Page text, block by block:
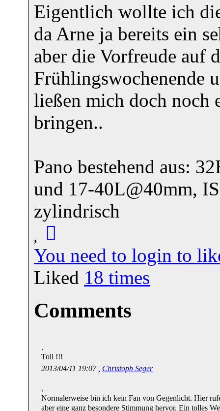
Eigentlich wollte ich
da Arne ja bereits ein
aber die Vorfreude auf
Frühlingswochenende
ließen mich doch noch
bringen..
Pano bestehend aus:
und 17-40L@40mm,
zylindrisch
You need to login to
Liked 18 times
Comments
Toll !!!
2013/04/11 19:07 , Christoph Seger
Normalerweise bin ich kein Fan von Gegenlicht. Hier
aber eine ganz besondere Stimmung hervor. Ein tolles